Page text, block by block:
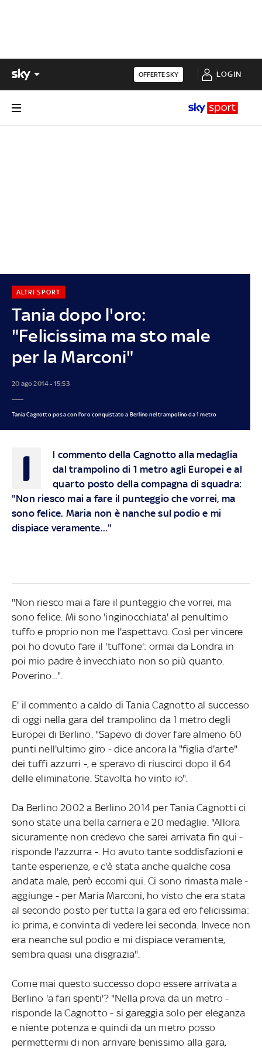
OFFERTE SKY LOGIN
Tania dopo l'oro:
"Felicissima ma sto male
per la Marconi"
ALTRI SPORT
20 ago 2014 - 15:53
Tania Cagnotto posa con l'oro conquistato a Berlino nel trampolino da 1 metro
I
l commento della Cagnotto alla medaglia
dal trampolino di 1 metro agli Europei e al
quarto posto della compagna di squadra:
"Non riesco mai a fare il punteggio che vorrei, ma
sono felice. Maria non è nanche sul podio e mi
dispiace veramente..."
"Non riesco mai a fare il punteggio che vorrei, ma
sono felice. Mi sono 'inginocchiata' al penultimo
tuffo e proprio non me l'aspettavo. Così per vincere
poi ho dovuto fare il 'tuffone': ormai da Londra in
poi mio padre è invecchiato non so più quanto.
Poverino...".
E' il commento a caldo di Tania Cagnotto al successo
di oggi nella gara del trampolino da 1 metro degli
Europei di Berlino. "Sapevo di dover fare almeno 60
punti nell'ultimo giro - dice ancora la "figlia d'arte"
dei tuffi azzurri -, e speravo di riuscirci dopo il 64
delle eliminatorie. Stavolta ho vinto io".
Da Berlino 2002 a Berlino 2014 per Tania Cagnotti ci
sono state una bella carriera e 20 medaglie. "Allora
sicuramente non credevo che sarei arrivata fin qui -
risponde l'azzurra -. Ho avuto tante soddisfazioni e
tante esperienze, e c'è stata anche qualche cosa
andata male, però eccomi qui. Ci sono rimasta male -
aggiunge - per Maria Marconi, ho visto che era stata
al secondo posto per tutta la gara ed ero felicissima:
io prima, e convinta di vedere lei seconda. Invece non
era neanche sul podio e mi dispiace veramente,
sembra quasi una disgrazia".
Come mai questo successo dopo essere arrivata a
Berlino 'a fari spenti'? "Nella prova da un metro -
risponde la Cagnotto - si gareggia solo per eleganza
e niente potenza e quindi da un metro posso
permettermi di non arrivare benissimo alla gara,